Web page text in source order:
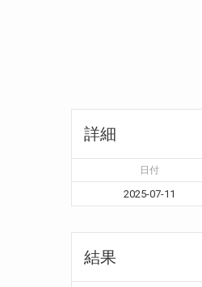
詳細
日付
2025-07-11
結果